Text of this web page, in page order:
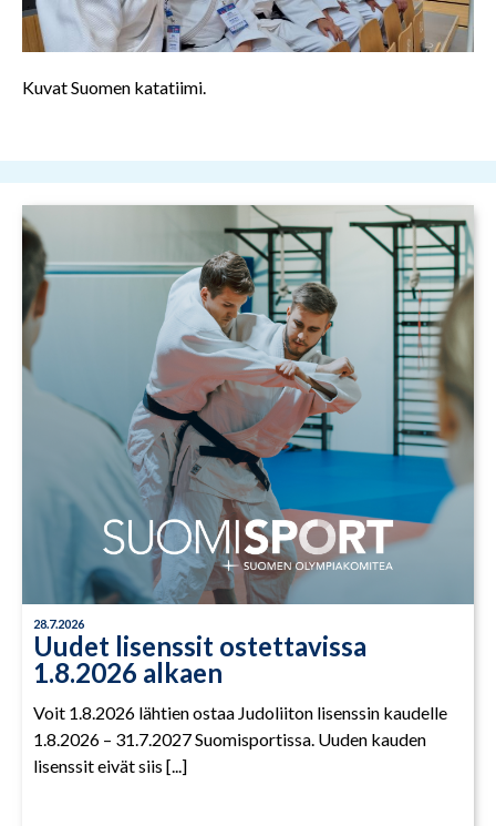
Kuvat Suomen katatiimi.
28.7.2026
Uudet lisenssit ostettavissa
1.8.2026 alkaen
Voit 1.8.2026 lähtien ostaa Judoliiton lisenssin kaudelle
1.8.2026 – 31.7.2027 Suomisportissa. Uuden kauden
lisenssit eivät siis [...]